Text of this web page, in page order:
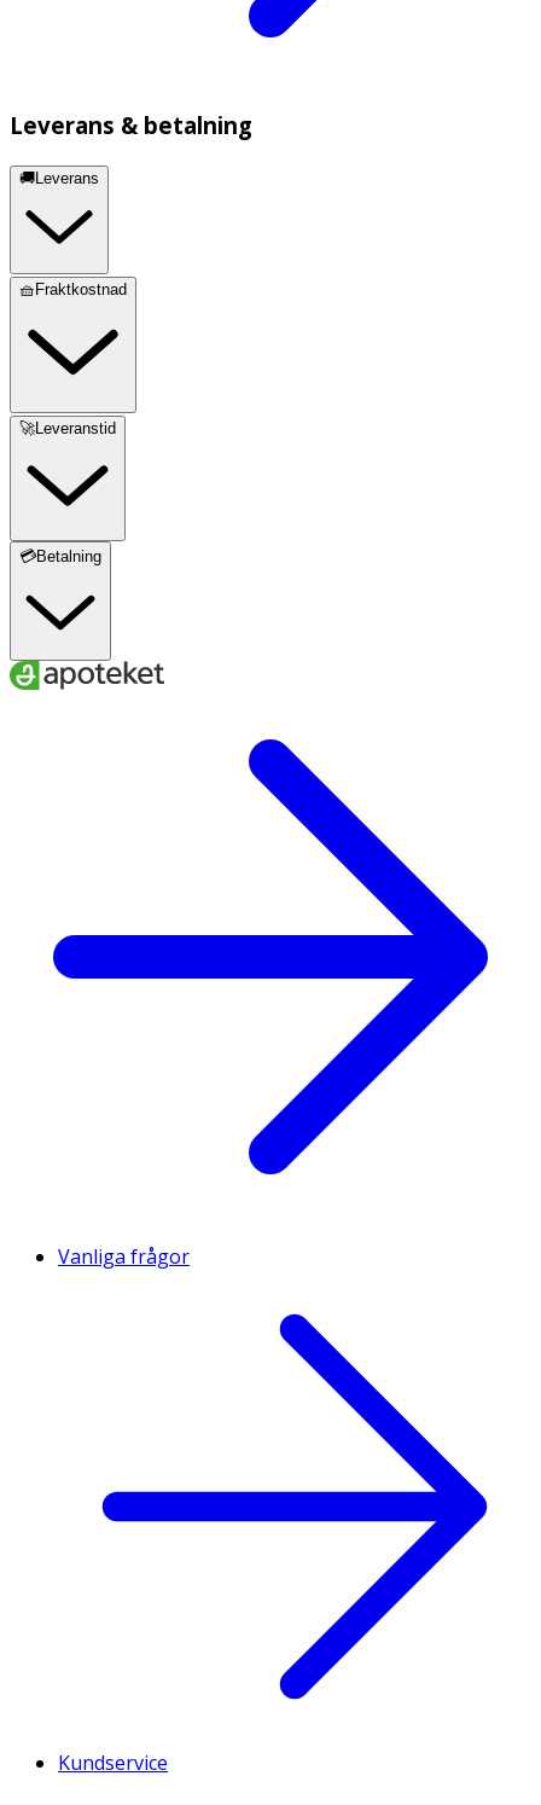
Leverans & betalning
🚚Leverans
🧺Fraktkostnad
🚀Leveranstid
💳Betalning
Vanliga frågor
Kundservice